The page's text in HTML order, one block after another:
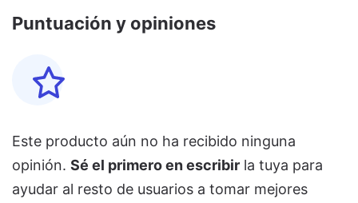
Puntuación y opiniones
Este producto aún no ha recibido ninguna
opinión. Sé el primero en escribir la tuya para
ayudar al resto de usuarios a tomar mejores